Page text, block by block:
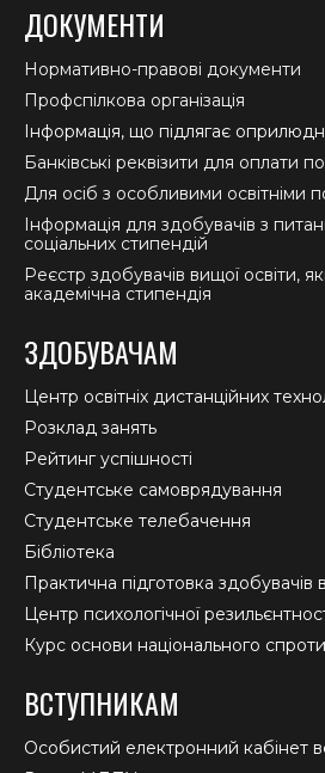
ДОКУМЕНТИ
Нормативно-правові документи
Профспілкова організація
Інформація, що підлягає
Банківські реквізити для оплати
Для осіб з особливими освітніми
Інформація для здобувачів з
соціальних стипендій
Реєстр здобувачів вищої освіти,
академічна стипендія
ЗДОБУВАЧАМ
Центр освітніх дистанційних
Розклад занять
Рейтинг успішності
Студентське самоврядування
Студентське телебачення
Бібліотека
Практична підготовка здобувачів
Центр психологічної
Курс основи національного
ВСТУПНИКАМ
Особистий електронний кабінет